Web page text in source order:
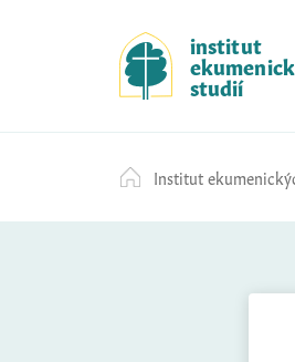
k
i
p
t
c
o
institut
studií
Institut